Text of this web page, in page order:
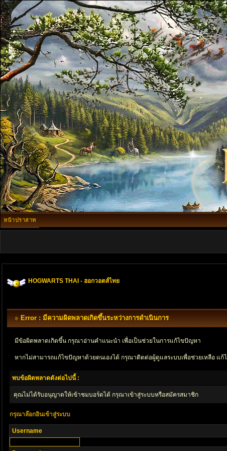
หน้าปราสาท
HOGWARTS THAI - ฮอกวอตส์ไทย
Error : มีความผิดพลาดเกิดขึ้นระหว่างการดำเนินการ
มีข้อผิดพลาดเกิดขึ้น กรุณาอ่านคำแนะนำ เพื่อเป็นช่วยในการแก้ไขปัญหา
หากไม่สามารถแก้ไขปัญหาด้วยตนเองได้ กรุณาติตด่อผู้ดูแลระบบเพื่อช่วยเหลือ แ
พบข้อผิดพลาดดังต่อไปนี้ :
คุณไม่ได้รับอนุญาตให้เข้าชมบอร์ดได้ กรุณาเข้าสู่ระบบหรือสมัครสมาชิก
กรุณาล๊อกอินเข้าสู่ระบบ
Username